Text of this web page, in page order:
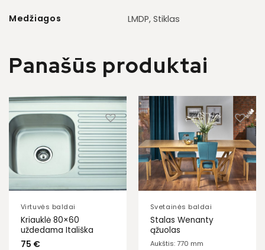
Medžiagos LMDP, Stiklas
Panašūs produktai
Virtuvės baldai
Kriauklė 80×60
uždedama Itališka
75 €
Svetainės baldai
Stalas Wenanty
ąžuolas
Aukštis: 770 mm